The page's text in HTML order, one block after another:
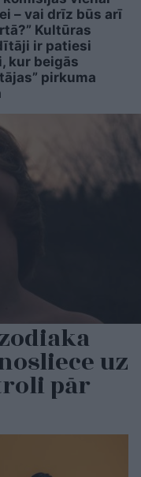
– vai drīz būs arī
Kultūras
ir patiesi
kur beigās
pirkuma
uz
pār